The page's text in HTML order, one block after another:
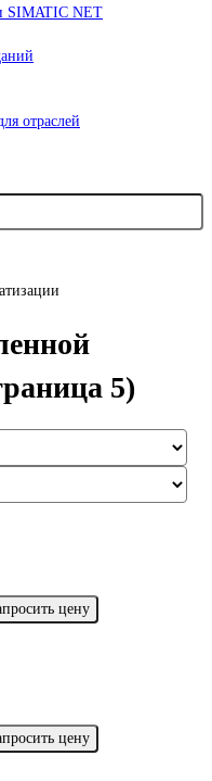
SIMATIC NET
отраслей
5)
цену
цену